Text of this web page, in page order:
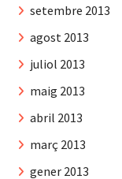
setembre 2013
agost 2013
juliol 2013
maig 2013
abril 2013
març 2013
gener 2013